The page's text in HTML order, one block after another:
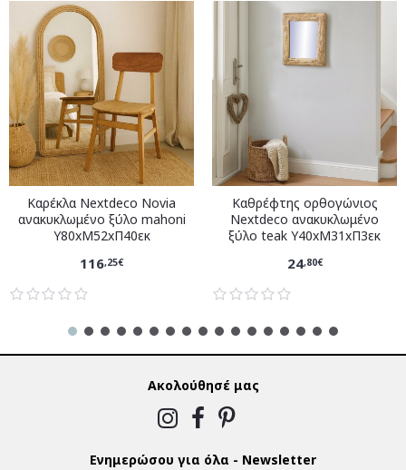
Καρέκλα Nextdeco Novia
ανακυκλωμένο ξύλο mahoni
Υ80xM52xΠ40εκ
116,25€
Καθρέφτης ορθογώνιος
Nextdeco ανακυκλωμένο
ξύλο teak Υ40xM31xΠ3εκ
24,80€
Ακολούθησέ μας
Ενημερώσου για όλα - Newsletter